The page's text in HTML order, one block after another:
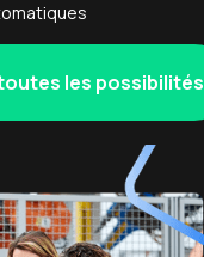
les possibilités